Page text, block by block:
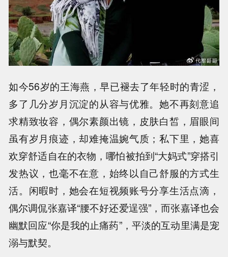
如今56岁的王海燕，早已褪去了年轻时的青涩，
多了几分岁月沉淀的从容与优雅。她不再刻意追
求精致妆容，偶尔素颜出镜，皮肤白皙，眉眼间
虽有岁月痕迹，却难掩温婉气质；私下里，她喜
欢穿舒适自在的衣物，哪怕被拍到“大妈式”穿搭引
发热议，也毫不在意，始终以自己舒服的方式生
活。闲暇时，她会在短视频账号分享生活点滴，
偶尔调侃张嘉译“腰不好还爱逞强”，而张嘉译也会
幽默回应“你是我的止痛药”，平淡的互动里满是宠
溺与默契。